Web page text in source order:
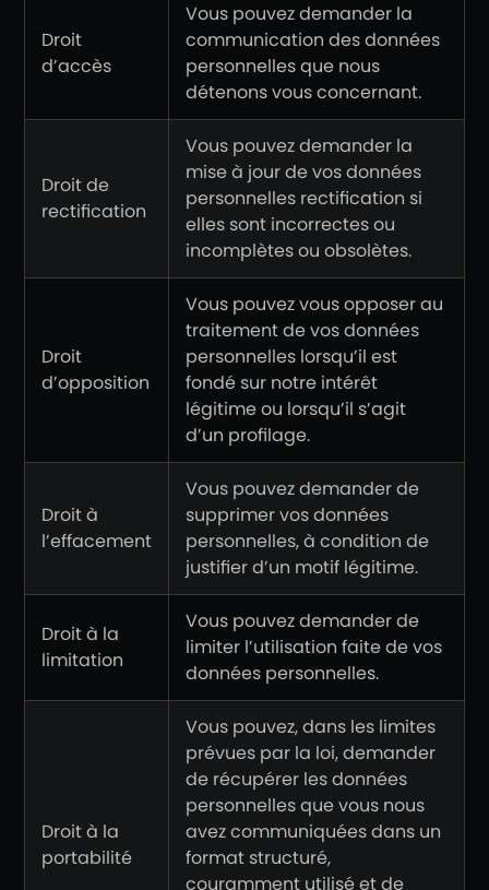
Droit
d’accès
Vous pouvez demander la
communication des données
personnelles que nous
détenons vous concernant.
Droit de
rectification
Vous pouvez demander la
mise à jour de vos données
personnelles rectification si
elles sont incorrectes ou
incomplètes ou obsolètes.
Droit
d’opposition
Vous pouvez vous opposer au
traitement de vos données
personnelles lorsqu’il est
fondé sur notre intérêt
légitime ou lorsqu’il s’agit
d’un profilage.
Droit à
l’effacement
Vous pouvez demander de
supprimer vos données
personnelles, à condition de
justifier d’un motif légitime.
Droit à la
limitation
Vous pouvez demander de
limiter l’utilisation faite de vos
données personnelles.
Droit à la
portabilité
Vous pouvez, dans les limites
prévues par la loi, demander
de récupérer les données
personnelles que vous nous
avez communiquées dans un
format structuré,
couramment utilisé et de